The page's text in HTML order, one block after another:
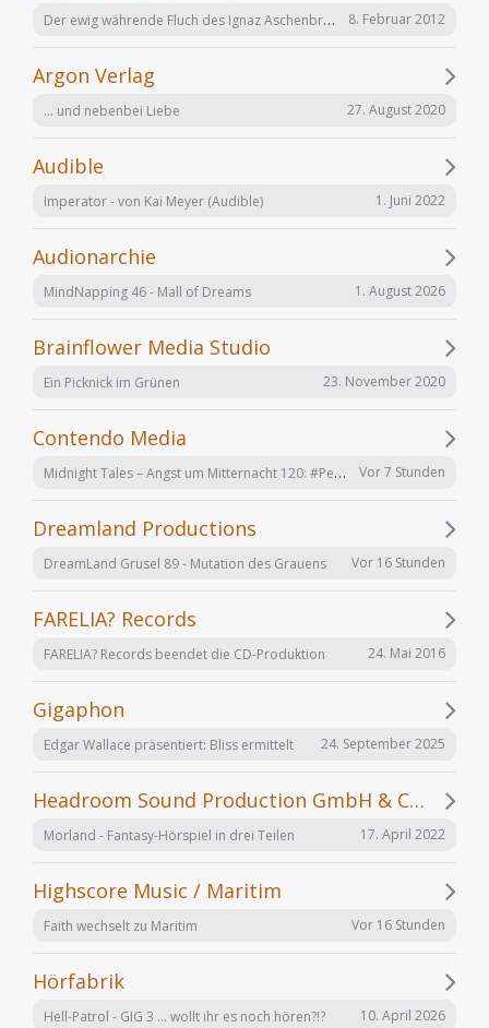
Der ewig währende Fluch des Ignaz Aschenbrenner 8. Februar 2012
Argon Verlag
... und nebenbei Liebe 27. August 2020
Audible
Imperator - von Kai Meyer (Audible) 1. Juni 2022
Audionarchie
MindNapping 46 - Mall of Dreams 1. August 2026
Brainflower Media Studio
Ein Picknick im Grünen 23. November 2020
Contendo Media
Midnight Tales – Angst um Mitternacht 120: #Penizitas ist real! (VÖ 7. August 2026) Vor 7 Stunden
Dreamland Productions
DreamLand Grusel 89 - Mutation des Grauens Vor 16 Stunden
FARELIA? Records
FARELIA? Records beendet die CD-Produktion 24. Mai 2016
Gigaphon
Edgar Wallace präsentiert: Bliss ermittelt 24. September 2025
Headroom Sound Production GmbH & Co. KG
Morland - Fantasy-Hörspiel in drei Teilen 17. April 2022
Highscore Music / Maritim
Faith wechselt zu Maritim Vor 16 Stunden
Hörfabrik
Hell-Patrol - GIG 3 ... wollt ihr es noch hören?!? 10. April 2026